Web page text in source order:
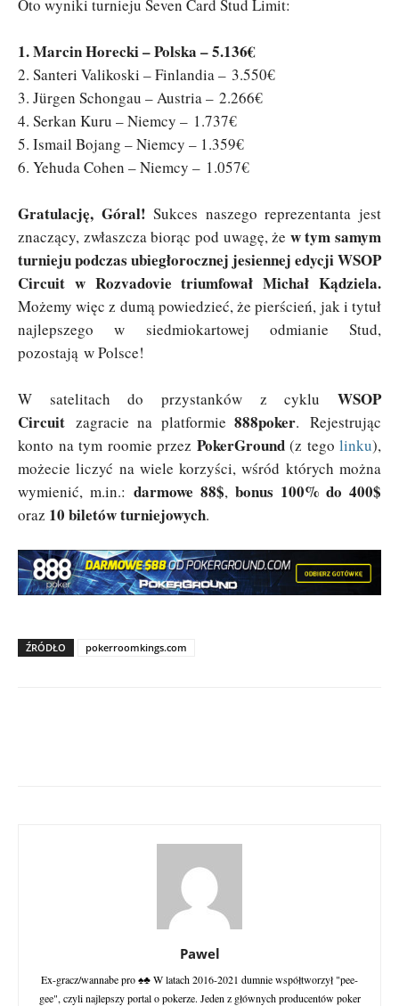
Oto wyniki turnieju Seven Card Stud Limit:
1. Marcin Horecki – Polska – 5.136€
2. Santeri Valikoski – Finlandia – 3.550€
3. Jürgen Schongau – Austria – 2.266€
4. Serkan Kuru – Niemcy – 1.737€
5. Ismail Bojang – Niemcy – 1.359€
6. Yehuda Cohen – Niemcy – 1.057€
Gratulację, Góral! Sukces naszego reprezentanta jest
znaczący, zwłaszcza biorąc pod uwagę, że w tym samym
turnieju podczas ubiegłorocznej jesiennej edycji WSOP
Circuit w Rozvadovie triumfował Michał Kądziela.
Możemy więc z dumą powiedzieć, że pierścień, jak i tytuł
najlepszego w siedmiokartowej odmianie Stud,
pozostają w Polsce!
W satelitach do przystanków z cyklu WSOP
Circuit zagracie na platformie888poker. Rejestrując
konto na tym roomie przez PokerGround(z tego linku),
możecie liczyć na wiele korzyści, wśród których można
wymienić, m.in.:darmowe 88$, bonus 100% do 400$
oraz 10 biletów turniejowych.
ŹRÓDŁO pokerroomkings.com
Pawel
Ex-gracz/wannabe pro ♠♣ W latach 2016-2021 dumnie współtworzył "pee-
gee", czyli najlepszy portal o pokerze. Jeden z głównych producentów poker